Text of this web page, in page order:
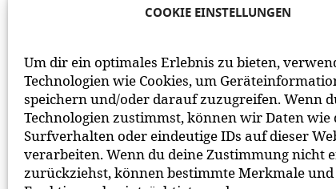
COOKIE EINSTELLUNGEN
Um dir ein optimales Erlebnis zu bieten,
Technologien wie Cookies, um
speichern und/oder darauf zuzugreifen. Wenn
Technologien zustimmst, können wir Daten wie
Surfverhalten oder eindeutige IDs auf dieser
verarbeiten. Wenn du deine Zustimmung nicht
zurückziehst, können bestimmte Merkmale und
BEACHTE BITTE UNSERENETIQUETTEZUM